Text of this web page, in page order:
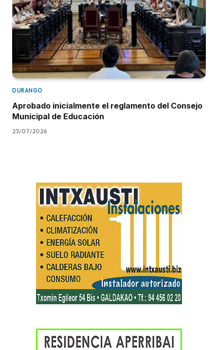
DURANGO
Aprobado inicialmente el reglamento del Consejo
Municipal de Educación
23/07/2026